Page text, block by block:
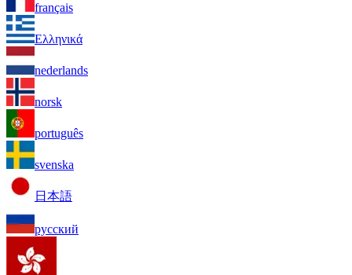
français
Ελληνικά
nederlands
norsk
português
svenska
日本語
русский